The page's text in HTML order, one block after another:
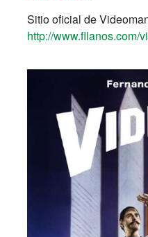
Sitio oficial de
http://www.fllanos.com/